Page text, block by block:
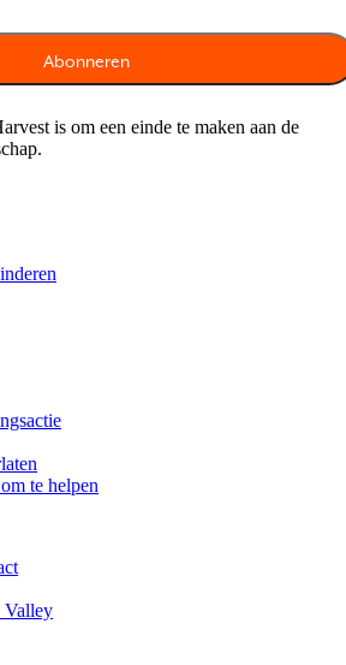
is om een einde te maken aan de
te helpen
Valley